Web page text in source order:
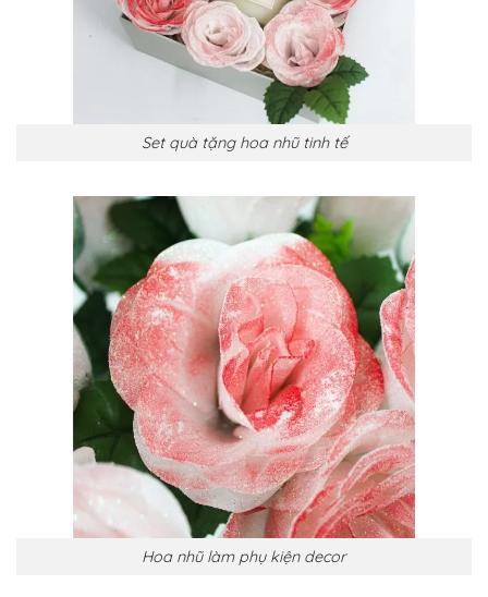
Set quà tặng hoa nhũ tinh tế
Hoa nhũ làm phụ kiện decor